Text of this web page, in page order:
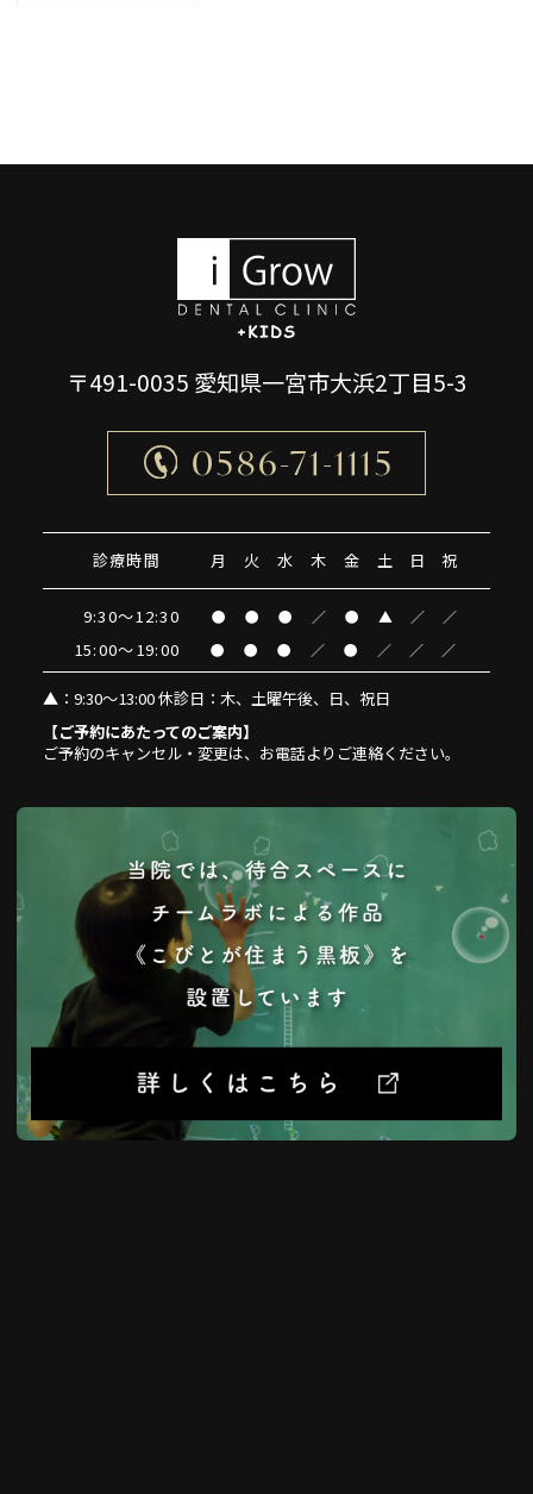
〒491-0035 愛知県一宮市大浜2丁目5-3
0586-71-1115
診療時間 月 火 水 木 金 土 日 祝
9:30～12:30 ● ● ● ／ ● ▲ ／ ／
15:00～19:00 ● ● ● ／ ● ／ ／ ／
▲：9:30～13:00 休診日：木、土曜午後、日、祝日
【ご予約にあたってのご案内】
ご予約のキャンセル・変更は、お電話よりご連絡ください。